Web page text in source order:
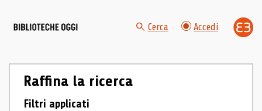
Cerca Accedi
Raffina la ricerca
Filtri applicati